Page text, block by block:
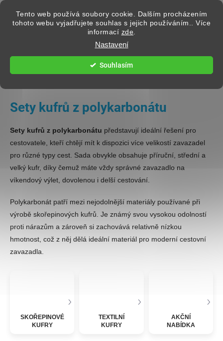
Tento web používá soubory cookie. Dalším procházením
tohoto webu vyjadřujete souhlas s jejich používáním.. Více
informací zde.
Nastavení
Souhlasím
Přejít na obsah
CESTOVNÍ KUFRY
Sety kufrů z polykarbonátu
Sety kufrů z polykarbonátu představují ideální řešení pro
cestovatele, kteří chtějí mít k dispozici více velikostí zavazadel
pro různé typy cest. Sada obvykle obsahuje příruční, střední a
velký kufr, díky čemuž máte vždy správné zavazadlo na
víkendový výlet, dovolenou i delší cestování.
Polykarbonát patří mezi nejodolnější materiály používané při
výrobě skořepinových kufrů. Je známý svou vysokou odolností
proti nárazům a zároveň si zachovává relativně nízkou
hmotnost, což z něj dělá ideální materiál pro moderní cestovní
zavazadla.
SKOŘEPINOVÉ
KUFRY
TEXTILNÍ
KUFRY
AKČNÍ
NABÍDKA